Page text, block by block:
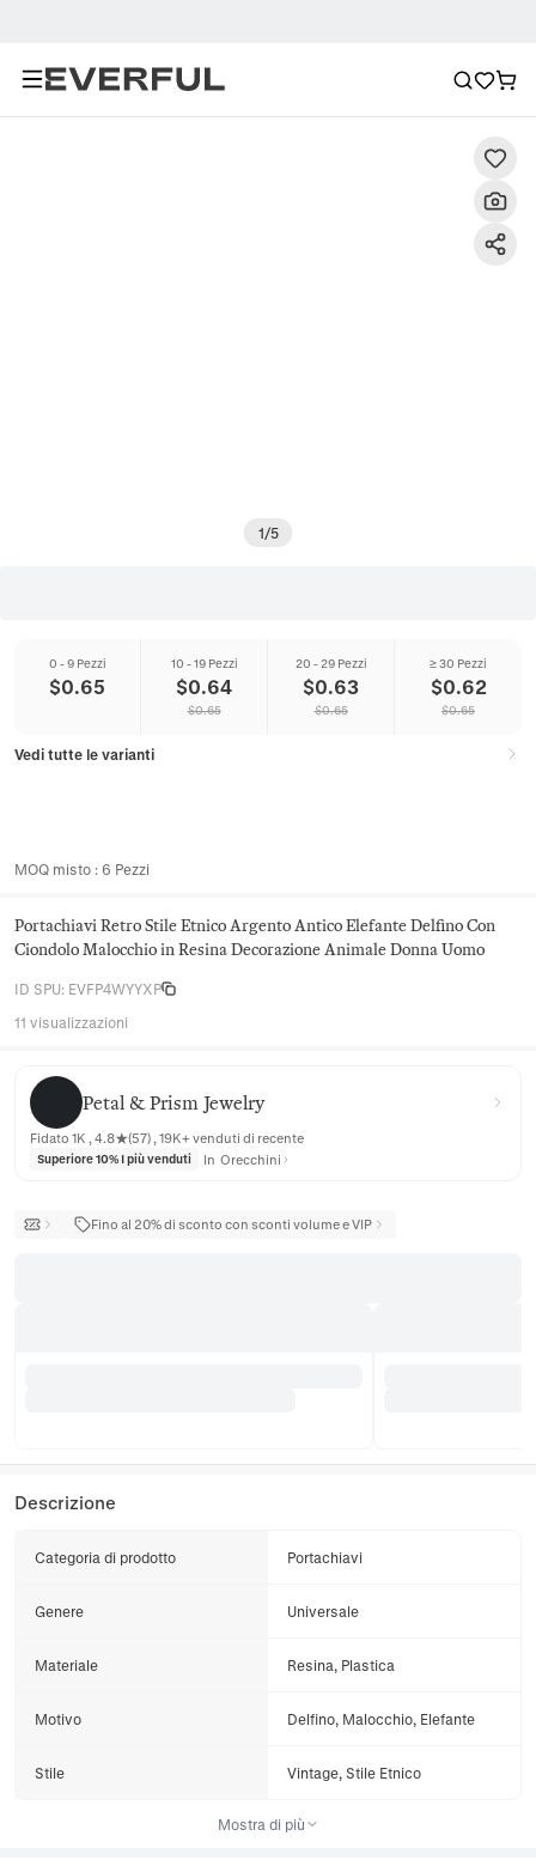
1/5
0 - 9 Pezzi
$0.65
10 - 19 Pezzi
$0.64
$0.65
20 - 29 Pezzi
$0.63
$0.65
≥ 30 Pezzi
$0.62
$0.65
Vedi tutte le varianti
MOQ misto : 6 Pezzi
Portachiavi Retro Stile Etnico Argento Antico Elefante Delfino Con
Ciondolo Malocchio in Resina Decorazione Animale Donna Uomo
ID SPU: EVFP4WYYXP
11 visualizzazioni
Petal & Prism Jewelry
Petal & Prism Jewelry
Fidato 1K , 4.8★(57) , 19K+ venduti di recente
Superiore 10% I più venduti In Orecchini
Fino al 20% di sconto con sconti volume e VIP
Descrizione
Categoria di prodotto Portachiavi
Genere Universale
Materiale Resina, Plastica
Motivo Delfino, Malocchio, Elefante
Stile Vintage, Stile Etnico
Mostra di più